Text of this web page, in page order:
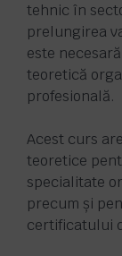
tehnic în
prelungirea
este
teoretică
profesională.
Acest curs
teoretice
specialitate
precum și
certificatului